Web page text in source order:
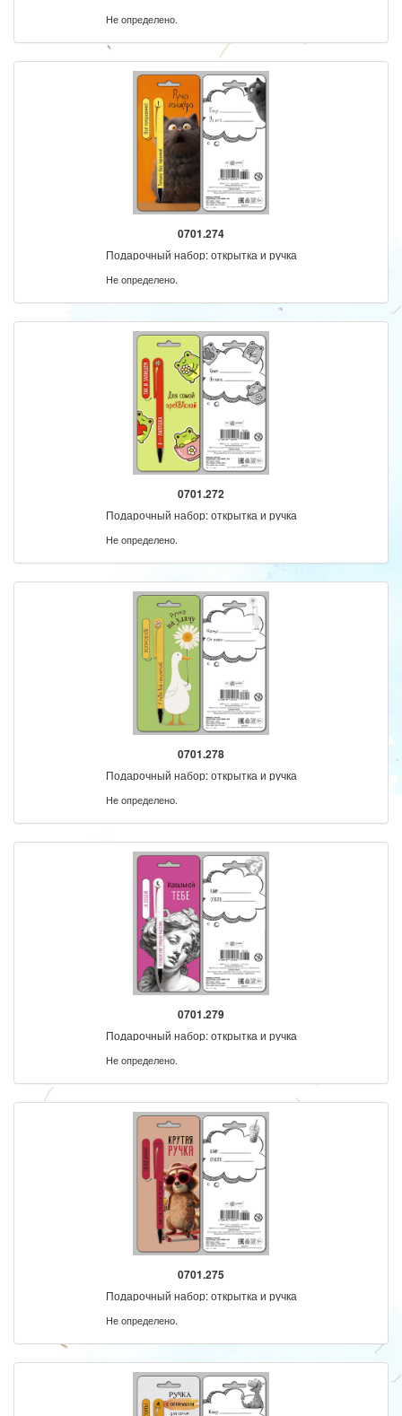
Не определено.
0701.274
Подарочный набор: открытка и ручка
Не определено.
0701.272
Подарочный набор: открытка и ручка
Не определено.
0701.278
Подарочный набор: открытка и ручка
Не определено.
0701.279
Подарочный набор: открытка и ручка
Не определено.
0701.275
Подарочный набор: открытка и ручка
Не определено.